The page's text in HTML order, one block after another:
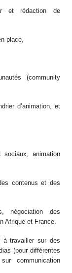
et rédaction de
place,
(community
d’animation, et
animation
contenus et des
négociation des
Afrique et France.
à travailler sur des
(pour différentes
communication